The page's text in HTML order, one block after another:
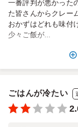
一番評判が悪かった
た皆さんからクレー
おかずはどれも味付
少々ご飯が...
ごはんが冷たい